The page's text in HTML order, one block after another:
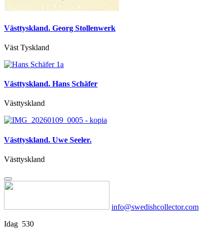
Västtyskland. Georg Stollenwerk
Väst Tyskland
Västtyskland. Hans Schäfer
Västtyskland
Västtyskland. Uwe Seeler.
Västtyskland
info@swedishcollector.com
Idag 530